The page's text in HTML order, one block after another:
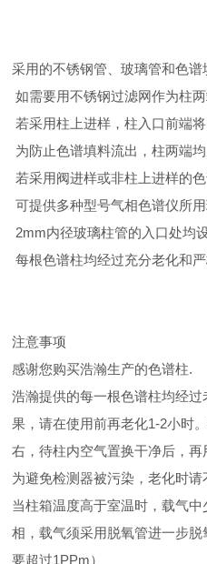
采用的不锈钢管、玻璃管和色
如需要用不锈钢过滤网作为柱
若采用柱上进样，柱入口前端
为防止色谱填料流出，柱两端
若采用阀进样或非柱上进样的
可提供多种型号气相色谱仪所
2mm内径玻璃柱管的入口处均
每根色谱柱均经过充分老化和
注意事项
感谢您购买浩瀚生产的色谱柱.
浩瀚提供的每一根色谱柱均经
果，请在使用前再老化1-2小时
右，待柱内空气置换干净后，再
为避免检测器被污染，老化时请
当柱箱温度高于室温时，载气
相，载气须采用脱氧管进一步
要超过1PPm）